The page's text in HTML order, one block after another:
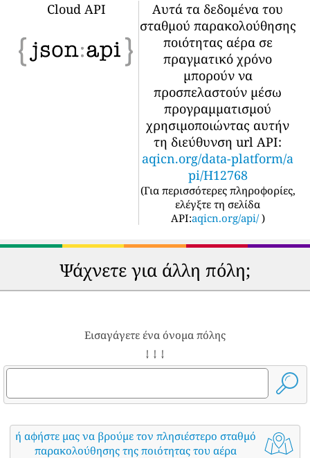
Cloud API
Αυτά τα δεδομένα του
σταθμού παρακολούθησης
ποιότητας αέρα σε
πραγματικό χρόνο
μπορούν να
προσπελαστούν μέσω
προγραμματισμού
χρησιμοποιώντας αυτήν
τη διεύθυνση url API:
aqicn.org/data-platform/a
pi/H12768
(Για περισσότερες πληροφορίες,
ελέγξτε τη σελίδα
API:aqicn.org/api/ )
Ψάχνετε για άλλη πόλη;
Εισαγάγετε ένα όνομα πόλης
↓ ↓ ↓
ή αφήστε μας να βρούμε τον πλησιέστερο σταθμό
παρακολούθησης της ποιότητας του αέρα